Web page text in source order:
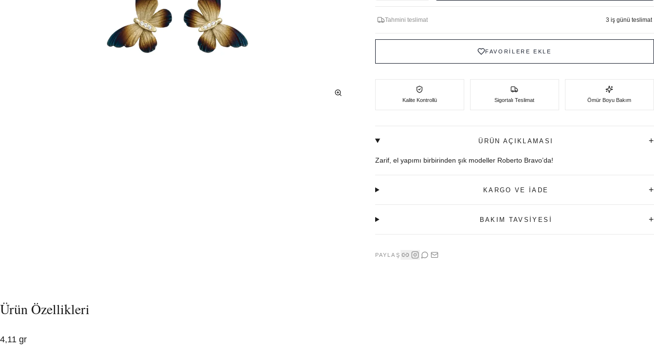
Tahmini teslimat 3 iş günü teslimat
FAVORİLERE EKLE
Kalite Kontrollü Sigortalı Teslimat Ömür Boyu Bakım
ÜRÜN AÇIKLAMASI +
Zarif, el yapımı birbirinden şık modeller Roberto Bravo’da!
KARGO VE İADE +
BAKIM TAVSİYESİ +
PAYLAŞ
Ürün Özellikleri
4,11 gr